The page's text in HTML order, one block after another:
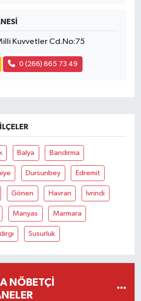
Kuvvetler Cd.No:75
0 (266) 865 73 49
Balya Bandırma
Dursunbey Edremit
Gönen Havran İvrindi
Manyas Marmara
Susurluk
NÖBETÇI